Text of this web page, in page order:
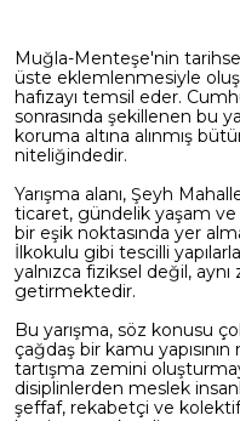
Muğla-Menteşe'nin
üste eklemlenmesiyle
hafızayı temsil eder.
sonrasında şekillenen bu
koruma altına alınmış
niteliğindedir.
Yarışma alanı, Şeyh
ticaret, gündelik yaşam ve
bir eşik noktasında yer
İlkokulu gibi tescilli
yalnızca fiziksel değil,
getirmektedir.
Bu yarışma, söz konusu
çağdaş bir kamu
tartışma zemini
disiplinlerden meslek
şeffaf, rekabetçi ve